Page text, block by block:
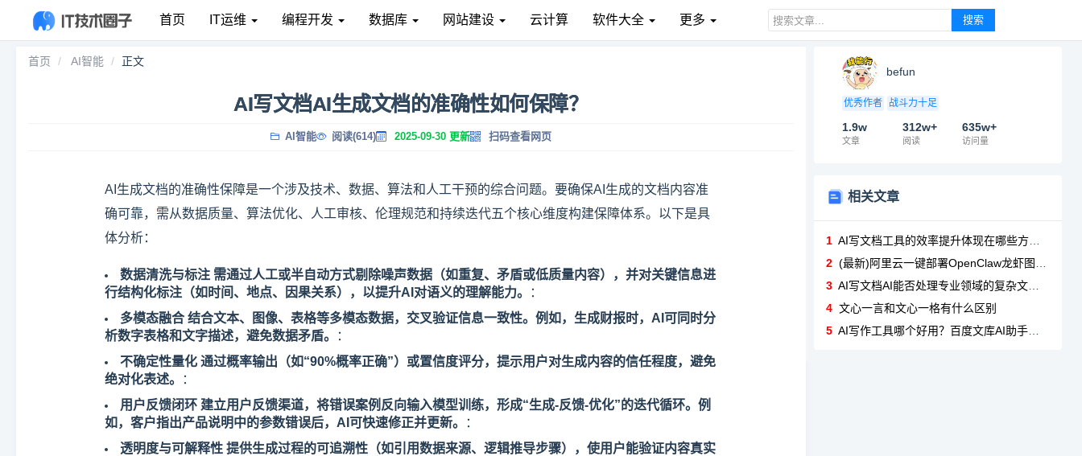
首页 IT运维 编程开发 数据库 网站建设 云计算 软件大全 更多 搜索
首页 AI智能 正文
AI写文档AI生成文档的准确性如何保障？
AI智能 阅读(614) 2025-09-30 更新 扫码查看网页
AI生成文档的准确性保障是一个涉及技术、数据、算法和人工干预的综合问题。要确保AI生成的文档内容准
确可靠，需从数据质量、算法优化、人工审核、伦理规范和持续迭代五个核心维度构建保障体系。以下是具
体分析：
数据清洗与标注 需通过人工或半自动方式剔除噪声数据（如重复、矛盾或低质量内容），并对关键信息进
行结构化标注（如时间、地点、因果关系），以提升AI对语义的理解能力。
：
多模态融合 结合文本、图像、表格等多模态数据，交叉验证信息一致性。例如，生成财报时，AI可同时分
析数字表格和文字描述，避免数据矛盾。
：
不确定性量化 通过概率输出（如“90%概率正确”）或置信度评分，提示用户对生成内容的信任程度，避免
绝对化表述。
：
用户反馈闭环 建立用户反馈渠道，将错误案例反向输入模型训练，形成“生成-反馈-优化”的迭代循环。例
如，客户指出产品说明中的参数错误后，AI可快速修正并更新。
：
透明度与可解释性 提供生成过程的可追溯性（如引用数据来源、逻辑推导步骤），使用户能验证内容真实
befun
优秀作者 战斗力十足
1.9w
文章
312w+
阅读
635w+
访问量
相关文章
1 AI写文档工具的效率提升体现在哪些方面？关键方面分析
2 (最新)阿里云一键部署OpenClaw龙虾图文版详细教程
3 AI写文档AI能否处理专业领域的复杂文档（如法律、医学）？
4 文心一言和文心一格有什么区别
5 AI写作工具哪个好用？百度文库AI助手帮你搞定各种PPT、总结报告、营销方案